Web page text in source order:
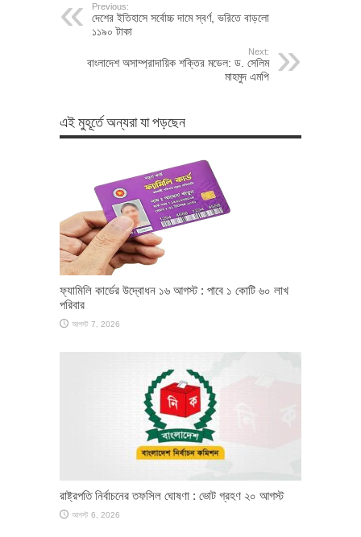
Previous:
দেশের ইতিহাসে সর্বোচ্চ দামে স্বর্ণ, ভরিতে বাড়লো
১১৯০ টাকা
Next:
বাংলাদেশ অসাম্প্রাদায়িক শক্তির মডেল: ড. সেলিম
মাহমুদ এমপি
এই মুহূর্তে অন্যরা যা পড়ছেন
ফ্যামিলি কার্ডের উদ্বোধন ১৬ আগস্ট : পাবে ১ কোটি ৬০ লাখ
পরিবার
আগস্ট 7, 2026
রাষ্ট্রপতি নির্বাচনের তফসিল ঘোষণা : ভোট গ্রহণ ২০ আগস্ট
আগস্ট 6, 2026